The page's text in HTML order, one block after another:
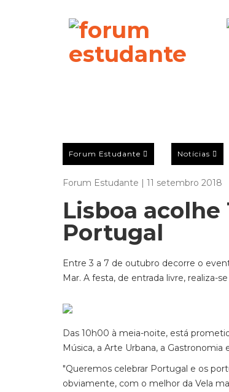
Forum Estudante Notícias
Forum Estudante | 11 setembro 2018
Lisboa acolhe
Portugal
Entre 3 a 7 de outubro decorre o
Mar. A festa, de entrada livre, realiza-
Das 10h00 à meia-noite, está
Música, a Arte Urbana, a Gastronomia
"Queremos celebrar Portugal e os
obviamente, com o melhor da Vela